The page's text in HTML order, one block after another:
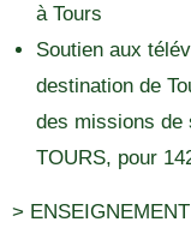
à Tours
Soutien aux
destination de
des missions de
TOURS, pour
>